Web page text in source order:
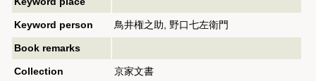
Keyword person 鳥井権之助, 野口七左衛門
Book remarks
Collection 京家文書